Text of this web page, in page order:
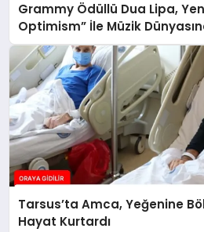
Grammy Ödüllü Dua Lipa,
Optimism” İle Müzik
Tarsus’ta Amca, Yeğenine
Hayat Kurtardı